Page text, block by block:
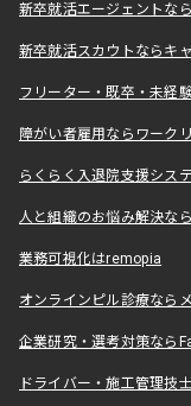
新卒就活エージェントな
新卒就活スカウトならキ
フリーター・既卒・未経
障がい者雇用ならワーク
らくらく入退院支援シス
人と組織のお悩み解決な
業務可視化はremopia
オンラインピル診療なら
企業研究・選考対策なら
ドライバー・施工管理技